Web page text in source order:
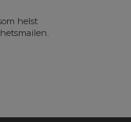
helst